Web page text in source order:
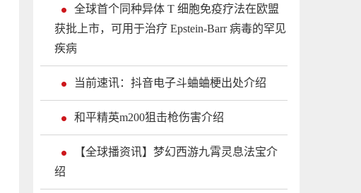
全球首个同种异体 T 细胞免疫疗法在欧盟
获批上市，可用于治疗 Epstein-Barr 病毒的罕见
疾病
当前速讯：抖音电子斗蛐蛐梗出处介绍
和平精英m200狙击枪伤害介绍
【全球播资讯】梦幻西游九霄灵息法宝介
绍